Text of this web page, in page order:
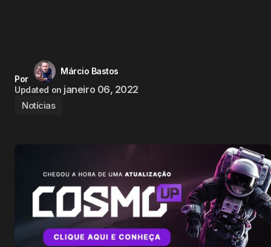
Por
Márcio Bastos
Updated on janeiro 06, 2022
Notícias